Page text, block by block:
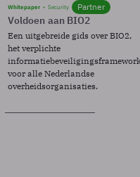
Whitepaper Security Partner
Voldoen aan BIO2
Een uitgebreide gids over BIO2,
het verplichte
voor alle Nederlandse
overheidsorganisaties.